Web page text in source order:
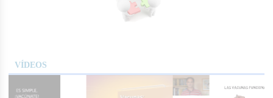
VÍDEOS